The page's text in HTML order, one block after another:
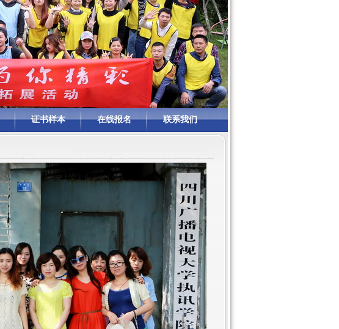
证书样本 在线报名 联系我们